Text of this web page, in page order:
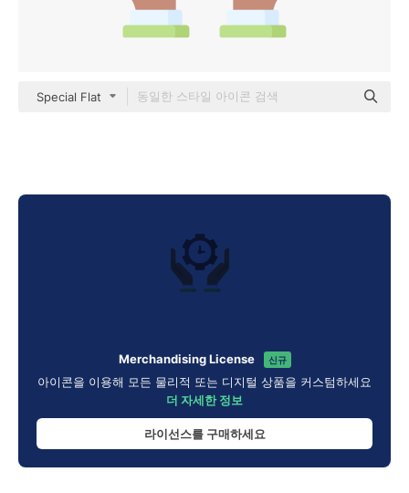
Special Flat
Merchandising License 신규
아이콘을 이용해 모든 물리적 또는 디지털 상품을 커스텀하세요
더 자세한 정보
라이선스를 구매하세요